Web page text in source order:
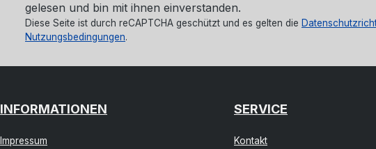
gelesen und bin mit ihnen einverstanden.
Diese Seite ist durch reCAPTCHA geschützt und es gelten die
Nutzungsbedingungen.
INFORMATIONEN
Impressum
SERVICE
Kontakt